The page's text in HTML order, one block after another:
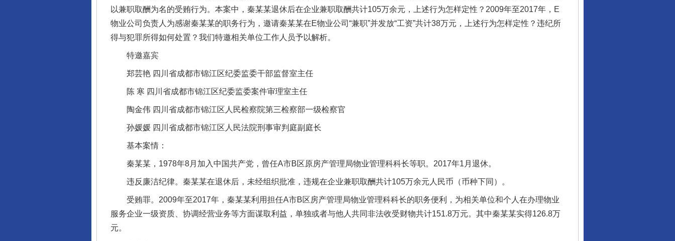
以兼职取酬为名的受贿行为。本案中，秦某某退休后在企业兼职取酬共计105万余元，上述行为怎样定性？2009年至2017年，E
物业公司负责人为感谢秦某某的职务行为，邀请秦某某在E物业公司“兼职”并发放“工资”共计38万元，上述行为怎样定性？违纪所
得与犯罪所得如何处置？我们特邀相关单位工作人员予以解析。
特邀嘉宾
郑芸艳 四川省成都市锦江区纪委监委干部监督室主任
陈 寒 四川省成都市锦江区纪委监委案件审理室主任
陶金伟 四川省成都市锦江区人民检察院第三检察部一级检察官
孙媛媛 四川省成都市锦江区人民法院刑事审判庭副庭长
基本案情：
秦某某，1978年8月加入中国共产党，曾任A市B区原房产管理局物业管理科科长等职。2017年1月退休。
违反廉洁纪律。秦某某在退休后，未经组织批准，违规在企业兼职取酬共计105万余元人民币（币种下同）。
受贿罪。2009年至2017年，秦某某利用担任A市B区房产管理局物业管理科科长的职务便利，为相关单位和个人在办理物业
服务企业一级资质、协调经营业务等方面谋取利益，单独或者与他人共同非法收受财物共计151.8万元。其中秦某某实得126.8万
元。